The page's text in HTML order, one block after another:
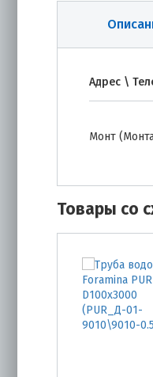
Адрес \
Монт
Товары со